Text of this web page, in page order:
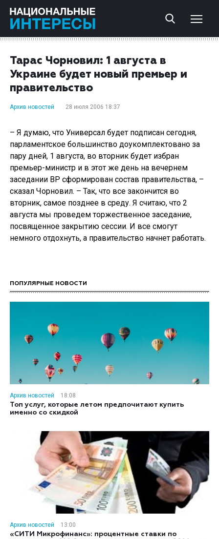
Тарас Чорновил: 1 августа в
Украине будет новый премьер и
правительство
Архив новостей 28 июля 2006 18:37
– Я думаю, что Универсал будет подписан сегодня,
парламентское большинство доукомплектовано за
пару дней, 1 августа, во вторник будет избран
премьер-министр и в этот же день на вечернем
заседании ВР сформирован состав правительства, –
сказал Чорновил. – Так, что все закончится во
вторник, самое позднее в среду. Я считаю, что 2
августа мы проведем торжественное заседание,
посвященное закрытию сессии. И все смогут
немного отдохнуть, а правительство начнет работать.
ПОПУЛЯРНЫЕ НОВОСТИ
Архив новостей
18:08
Топ услуг, которые летом предпочитают купить
именно со скидкой
Архив новостей
13:00
«СИТИ Микрофинанс»: процентные ставки по